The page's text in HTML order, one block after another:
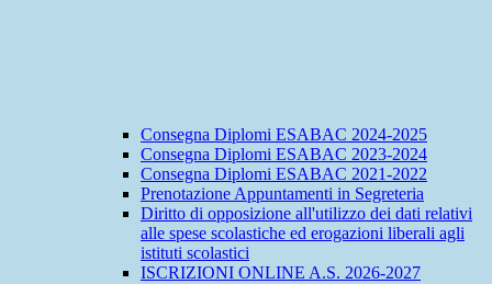
Consegna Diplomi ESABAC 2024-2025
Consegna Diplomi ESABAC 2023-2024
Consegna Diplomi ESABAC 2021-2022
Prenotazione Appuntamenti in Segreteria
Diritto di opposizione all'utilizzo dei dati relativi
alle spese scolastiche ed erogazioni liberali agli
istituti scolastici
ISCRIZIONI ONLINE A.S. 2026-2027